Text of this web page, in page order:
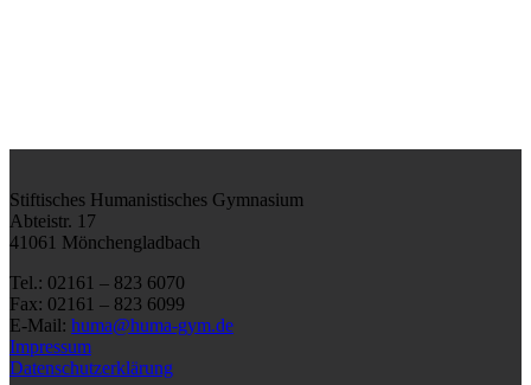
Stiftisches Humanistisches Gymnasium
Abteistr. 17
41061 Mönchengladbach
Tel.: 02161 – 823 6070
Fax: 02161 – 823 6099
E-Mail: huma@huma-gym.de
Impressum
Datenschutzerklärung